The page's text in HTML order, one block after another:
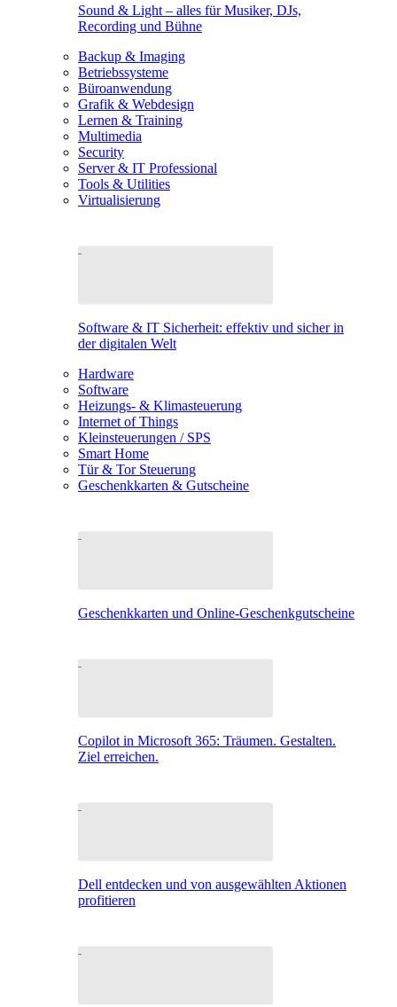
Sound & Light – alles für Musiker, DJs,
Recording und Bühne
Backup & Imaging
Betriebssysteme
Büroanwendung
Grafik & Webdesign
Lernen & Training
Multimedia
Security
Server & IT Professional
Tools & Utilities
Virtualisierung
Software & IT Sicherheit: effektiv und sicher in
der digitalen Welt
Hardware
Software
Heizungs- & Klimasteuerung
Internet of Things
Kleinsteuerungen / SPS
Smart Home
Tür & Tor Steuerung
Geschenkkarten & Gutscheine
Geschenkkarten und Online-Geschenkgutscheine
Copilot in Microsoft 365: Träumen. Gestalten.
Ziel erreichen.
Dell entdecken und von ausgewählten Aktionen
profitieren